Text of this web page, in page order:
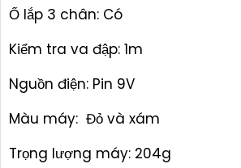
Ổ lắp 3 chân: Có
Kiểm tra va đập: 1m
Nguồn điện: Pin 9V
Màu máy: Đỏ và xám
Trọng lượng máy: 204g